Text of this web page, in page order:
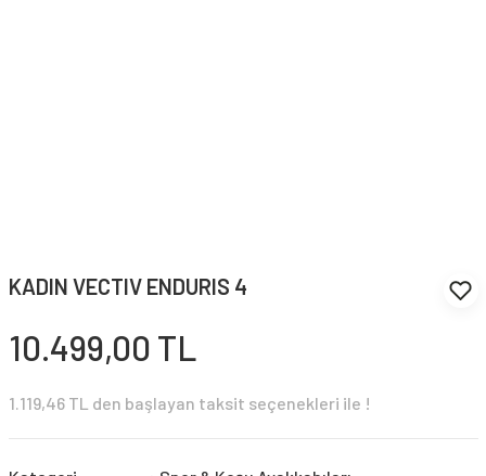
KADIN VECTIV ENDURIS 4
10.499,00 TL
1.119,46 TL den başlayan taksit seçenekleri ile !